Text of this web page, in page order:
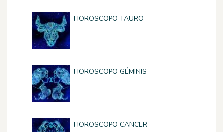
HOROSCOPO TAURO
HOROSCOPO GÉMINIS
HOROSCOPO CANCER